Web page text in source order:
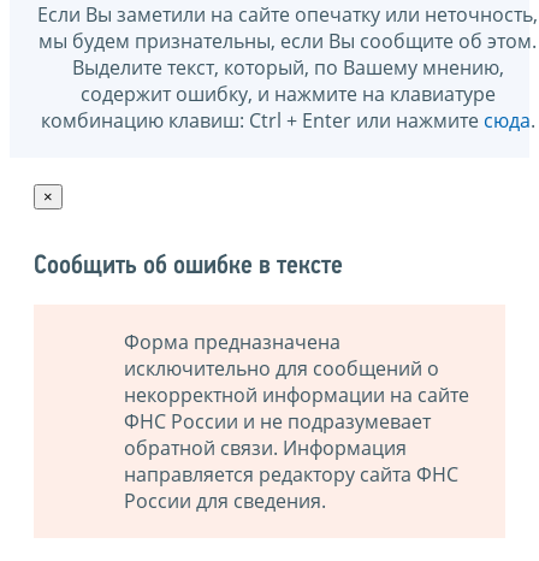
Если Вы заметили на сайте опечатку или неточность,
мы будем признательны, если Вы сообщите об этом.
Выделите текст, который, по Вашему мнению,
содержит ошибку, и нажмите на клавиатуре
комбинацию клавиш: Ctrl + Enter или нажмите сюда.
×
Сообщить об ошибке в тексте
Форма предназначена
исключительно для сообщений о
некорректной информации на сайте
ФНС России и не подразумевает
обратной связи. Информация
направляется редактору сайта ФНС
России для сведения.